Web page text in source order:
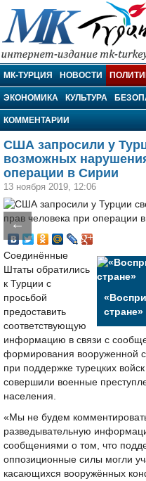
МК-Турция
МК-ТУРЦИЯ НОВОСТИ
ЭКОНОМИКА КУЛЬТУРА
КОММЕНТАРИИ
США запросили у
возможных
операции в Сирии
13 ноября 2019, 12:06
←
стране»
Соединённые
Штаты обратились
к Турции с
просьбой
предоставить
соответствующую
информацию в связи с
формирования вооруженной
при поддержке турецких
совершили военные
населения.
«Мы не будем
разведывательную
сообщениями о том, что
оппозиционные силы могли
касающихся вооружённых